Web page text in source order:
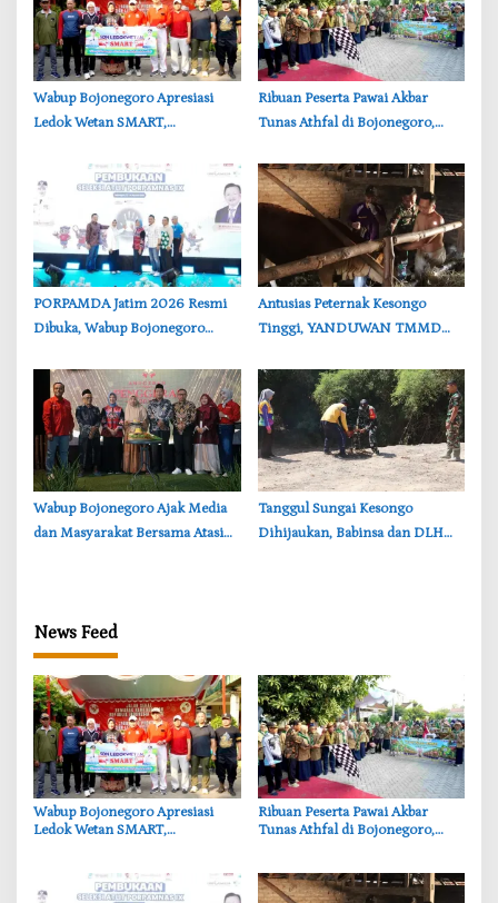
‎Wabup Bojonegoro Apresiasi
Ledok Wetan SMART,
Bersinergi
‎Ribuan Peserta Pawai Akbar
Tunas Athfal di Bojonegoro,
Anak
‎PORPAMDA Jatim 2026 Resmi
Dibuka, Wabup Bojonegoro
Bersih
‎Antusias Peternak Kesongo
Tinggi, YANDUWAN TMMD
Wabup Bojonegoro Ajak Media
dan Masyarakat Bersama Atasi
‎Tanggul Sungai Kesongo
Dihijaukan, Babinsa dan DLH
News Feed
‎Wabup Bojonegoro Apresiasi
Ledok Wetan SMART,
‎Ribuan Peserta Pawai Akbar
Tunas Athfal di Bojonegoro,